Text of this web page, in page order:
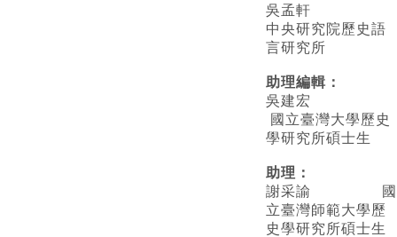
吳孟軒
中央研究院歷史語
言研究所
助理編輯：
吳建宏
國立臺灣大學歷史
學研究所碩士生
助理：
謝采諭
國
立臺灣師範大學歷
史學研究所碩士生